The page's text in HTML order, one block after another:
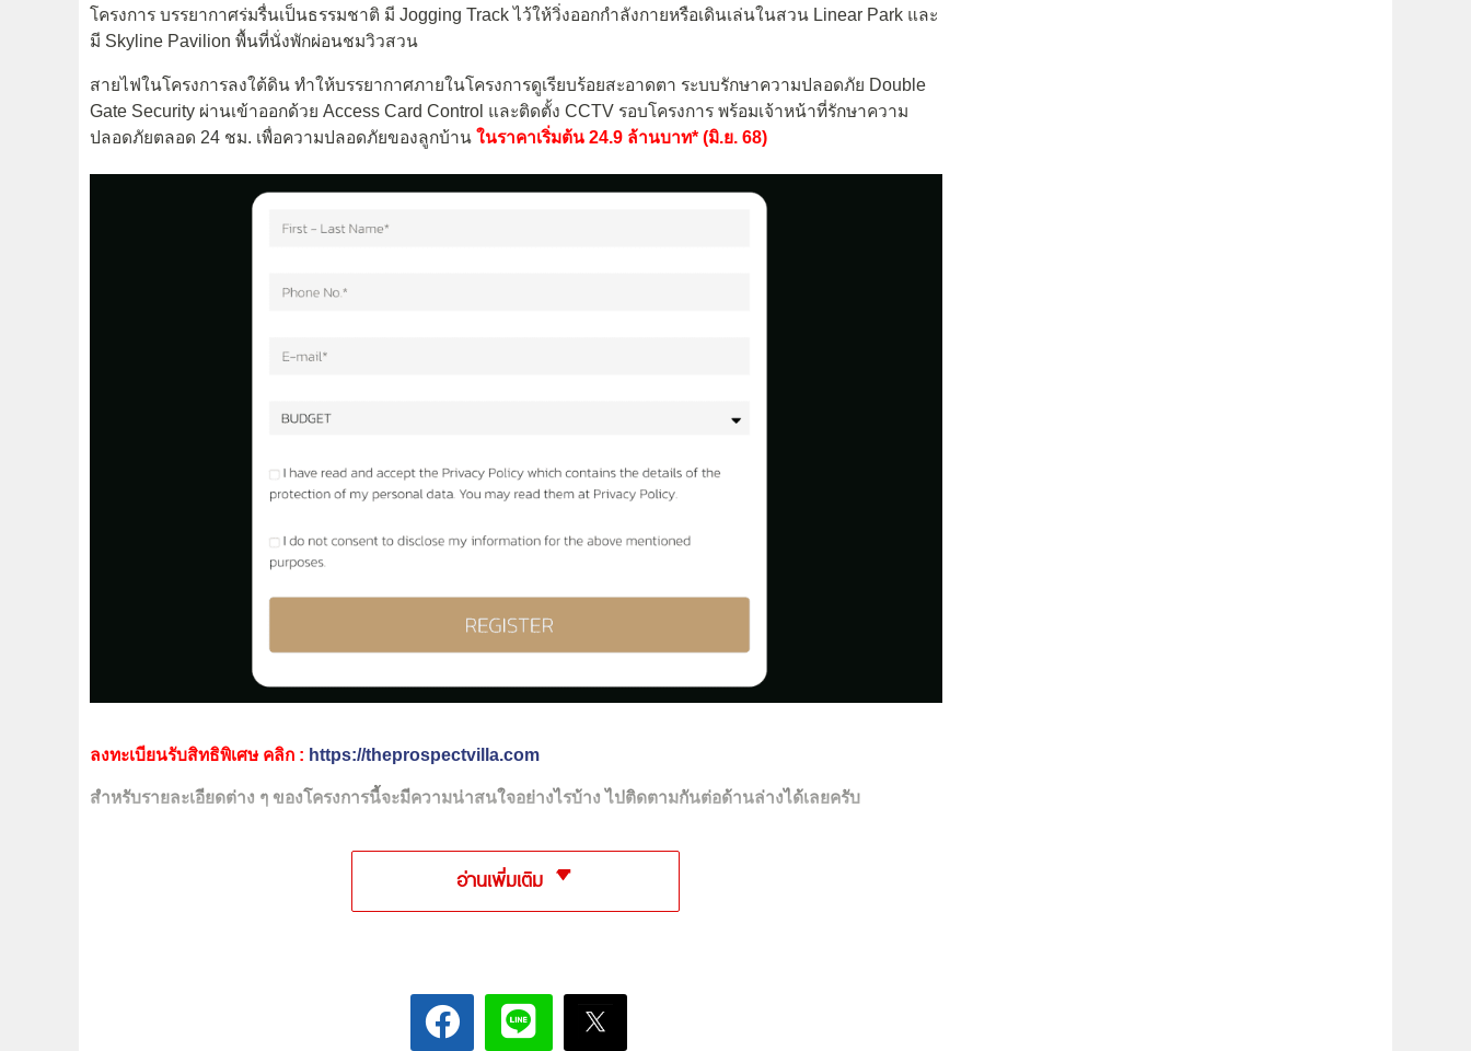
โครงการ บรรยากาศร่มรื่นเป็นธรรมชาติ มี Jogging Track ไว้ให้วิ่งออกกำลังกายหรือเดินเล่นในสวน Linear Park และ
มี Skyline Pavilion พื้นที่นั่งพักผ่อนชมวิวสวน
สายไฟในโครงการลงใต้ดิน ทำให้บรรยากาศภายในโครงการดูเรียบร้อยสะอาดตา ระบบรักษาความปลอดภัย Double
Gate Security ผ่านเข้าออกด้วย Access Card Control และติดตั้ง CCTV รอบโครงการ พร้อมเจ้าหน้าที่รักษาความ
ปลอดภัยตลอด 24 ชม. เพื่อความปลอดภัยของลูกบ้าน ในราคาเริ่มต้น 24.9 ล้านบาท* (มิ.ย. 68)
ลงทะเบียนรับสิทธิพิเศษ คลิก : https://theprospectvilla.com
สำหรับรายละเอียดต่าง ๆ ของโครงการนี้จะมีความน่าสนใจอย่างไรบ้าง ไปติดตามกันต่อด้านล่างได้เลยครับ
อ่านเพิ่มเติม